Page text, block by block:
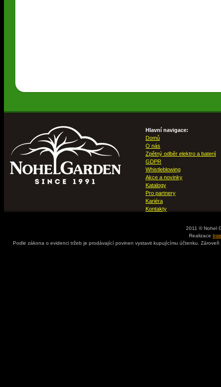
Hlavní navigace:
Domů
O nás
Zpětný odběr elektro a baterií
GDPR
Whistleblowing
Akce a novinky
Katalogy
Pro partnery
Kariéra
Kontakty
2011 © Nohel
Realizace
Podle zákona o evidenci tržeb je prodávající povinen vystavit kupujícímu účtenku.